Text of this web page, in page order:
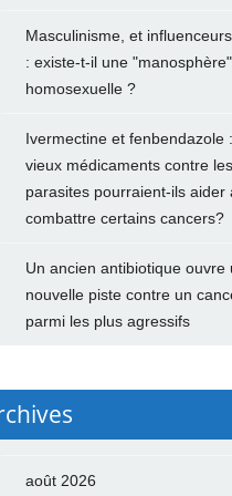
Masculinisme, et
: existe-t-il une "manosphère"
homosexuelle ?
Ivermectine et fenbendazole
vieux médicaments contre les
parasites pourraient-ils aider
combattre certains cancers?
Un ancien antibiotique ouvre
nouvelle piste contre un
parmi les plus agressifs
août 2026